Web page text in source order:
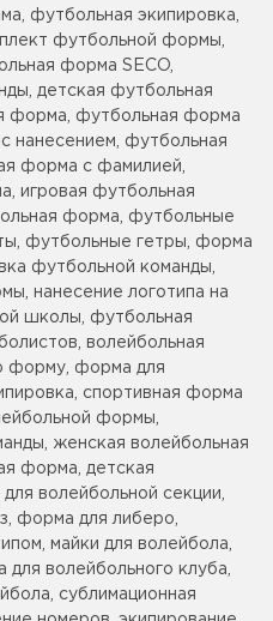
футбольная экипировка,
футбольной формы,
форма SECO,
детская футбольная
форма, футбольная форма
нанесением, футбольная
форма с фамилией,
игровая футбольная
форма, футбольные
футбольные гетры, форма
футбольной команды,
нанесение логотипа на
школы, футбольная
волейбольная
форму, форма для
спортивная форма
формы,
женская волейбольная
форма, детская
волейбольной секции,
форма для либеро,
майки для волейбола,
волейбольного клуба,
сублимационная